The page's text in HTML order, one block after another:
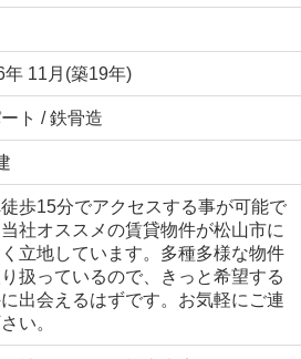
年 11月(築19年)
ト / 鉄骨造
歩15分でアクセスする事が可能で
社オススメの賃貸物件が松山市に
立地しています。多種多様な物件
扱っているので、きっと希望する
出会えるはずです。お気軽にご連
い。